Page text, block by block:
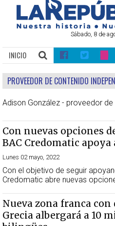
Sábado, 8 de
INICIO
PROVEEDOR DE CONTENIDO
Adison González - proveedor
Con nuevas opciones
BAC Credomatic
Lunes 02 mayo, 2022
Con el objetivo de seguir
Credomatic abre nuevas
Nueva zona franca
Grecia albergará a 10